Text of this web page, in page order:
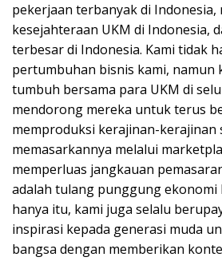
pekerjaan terbanyak di Indonesia,
kesejahteraan UKM di Indonesia,
terbesar di Indonesia. Kami tidak
pertumbuhan bisnis kami, namun
tumbuh bersama para UKM di
mendorong mereka untuk terus
memproduksi kerajinan-kerajinan
memasarkannya melalui
memperluas jangkauan
adalah tulang punggung ekonomi
hanya itu, kami juga selalu
inspirasi kepada generasi muda
bangsa dengan memberikan